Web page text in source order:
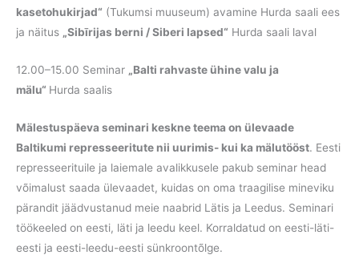
kasetohukirjad“ (Tukumsi muuseum) avamine Hurda saali ees
ja näitus „Sibīrijas berni / Siberi lapsed“ Hurda saali laval
12.00–15.00 Seminar „Balti rahvaste ühine valu ja
mälu“ Hurda saalis
Mälestuspäeva seminari keskne teema on ülevaade
Baltikumi represseeritute nii uurimis- kui ka mälutööst. Eesti
represseerituile ja laiemale avalikkusele pakub seminar head
võimalust saada ülevaadet, kuidas on oma traagilise mineviku
pärandit jäädvustanud meie naabrid Lätis ja Leedus. Seminari
töökeeled on eesti, läti ja leedu keel. Korraldatud on eesti-läti-
eesti ja eesti-leedu-eesti sünkroontõlge.